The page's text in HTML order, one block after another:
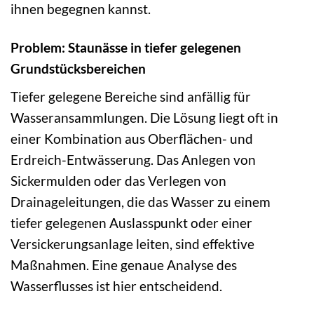
ihnen begegnen kannst.
Problem: Staunässe in tiefer gelegenen
Grundstücksbereichen
Tiefer gelegene Bereiche sind anfällig für
Wasseransammlungen. Die Lösung liegt oft in
einer Kombination aus Oberflächen- und
Erdreich-Entwässerung. Das Anlegen von
Sickermulden oder das Verlegen von
Drainageleitungen, die das Wasser zu einem
tiefer gelegenen Auslasspunkt oder einer
Versickerungsanlage leiten, sind effektive
Maßnahmen. Eine genaue Analyse des
Wasserflusses ist hier entscheidend.